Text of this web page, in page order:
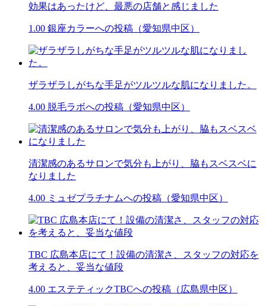
効果はあったけど、最悪の店舗と感じました
1.00 銀座カラーへの投稿（愛知県中区）
ザラザラしがちな手足がツルツルな肌になりました。
4.00 脱毛ラボへの投稿（愛知県中区）
清潔感のあるサロンで気分も上がり、脇もスベスベに
なりました
4.00 ミュゼプラチナムへの投稿（愛知県中区）
TBC 広島本店にて！設備の清潔さ、スタッフの対応を
考えると、妥当な値段
4.00 エステティックTBCへの投稿（広島県中区）